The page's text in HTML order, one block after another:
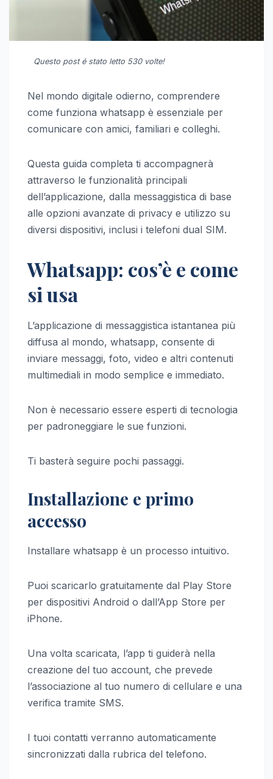
Questo post é stato letto 530 volte!
Nel mondo digitale odierno, comprendere
come funziona whatsapp è essenziale per
comunicare con amici, familiari e colleghi.
Questa guida completa ti accompagnerà
attraverso le funzionalità principali
dell’applicazione, dalla messaggistica di base
alle opzioni avanzate di privacy e utilizzo su
diversi dispositivi, inclusi i telefoni dual SIM.
Whatsapp: cos’è e come
si usa
L’applicazione di messaggistica istantanea più
diffusa al mondo, whatsapp, consente di
inviare messaggi, foto, video e altri contenuti
multimediali in modo semplice e immediato.
Non è necessario essere esperti di tecnologia
per padroneggiare le sue funzioni.
Ti basterà seguire pochi passaggi.
Installazione e primo
accesso
Installare whatsapp è un processo intuitivo.
Puoi scaricarlo gratuitamente dal Play Store
per dispositivi Android o dall’App Store per
iPhone.
Una volta scaricata, l’app ti guiderà nella
creazione del tuo account, che prevede
l’associazione al tuo numero di cellulare e una
verifica tramite SMS.
I tuoi contatti verranno automaticamente
sincronizzati dalla rubrica del telefono.